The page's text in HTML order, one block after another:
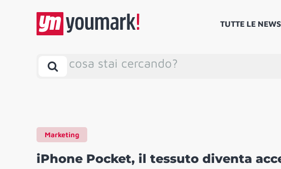
TUTTE LE NEWS
cosa stai cercando?
Marketing
iPhone Pocket, il tessuto diventa